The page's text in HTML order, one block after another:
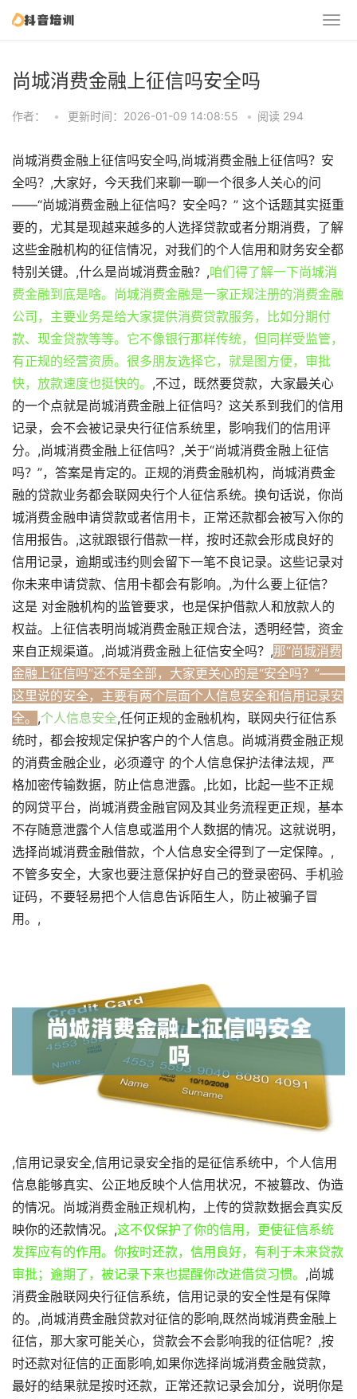
尚城消费金融上征信吗安全吗
作者： • 更新时间：2026-01-09 14:08:55 • 阅读 294
尚城消费金融上征信吗安全吗,尚城消费金融上征信吗？安
全吗？,大家好，今天我们来聊一聊一个很多人关心的问
——“尚城消费金融上征信吗？安全吗？” 这个话题其实挺重
要的，尤其是现越来越多的人选择贷款或者分期消费，了解
这些金融机构的征信情况，对我们的个人信用和财务安全都
特别关键。,什么是尚城消费金融？,咱们得了解一下尚城消
费金融到底是啥。尚城消费金融是一家正规注册的消费金融
公司，主要业务是给大家提供消费贷款服务，比如分期付
款、现金贷款等等。它不像银行那样传统，但同样受监管，
有正规的经营资质。很多朋友选择它，就是图方便，审批
快，放款速度也挺快的。 ,不过，既然要贷款，大家最关心
的一个点就是尚城消费金融上征信吗？这关系到我们的信用
记录，会不会被记录央行征信系统里，影响我们的信用评
分。,尚城消费金融上征信吗？,关于“尚城消费金融上征信
吗？”，答案是肯定的。正规的消费金融机构，尚城消费金
融的贷款业务都会联网央行个人征信系统。换句话说，你尚
城消费金融申请贷款或者信用卡，正常还款都会被写入你的
信用报告。,这就跟银行借款一样，按时还款会形成良好的
信用记录，逾期或违约则会留下一笔不良记录。这些记录对
你未来申请贷款、信用卡都会有影响。,为什么要上征信？
这是 对金融机构的监管要求，也是保护借款人和放款人的
权益。上征信表明尚城消费金融正规合法，透明经营，资金
来自正规渠道。,尚城消费金融上征信安全吗？,那“尚城消费
金融上征信吗”还不是全部，大家更关心的是“安全吗？”——
这里说的安全，主要有两个层面个人信息安全和信用记录安
全。 ,个人信息安全,任何正规的金融机构，联网央行征信系
统时，都会按规定保护客户的个人信息。尚城消费金融正规
的消费金融企业，必须遵守 的个人信息保护法律法规，严
格加密传输数据，防止信息泄露。,比如，比起一些不正规
的网贷平台，尚城消费金融官网及其业务流程更正规，基本
不存随意泄露个人信息或滥用个人数据的情况。这就说明，
选择尚城消费金融借款，个人信息安全得到了一定保障。,
不管多安全，大家也要注意保护好自己的登录密码、手机验
证码，不要轻易把个人信息告诉陌生人，防止被骗子冒
用。,
,信用记录安全,信用记录安全指的是征信系统中，个人信用
信息能够真实、公正地反映个人信用状况，不被篡改、伪造
的情况。尚城消费金融正规机构，上传的贷款数据会真实反
映你的还款情况。,这不仅保护了你的信用，更使征信系统
发挥应有的作用。你按时还款，信用良好，有利于未来贷款
审批；逾期了，被记录下来也提醒你改进借贷习惯。 ,尚城
消费金融联网央行征信系统，信用记录的安全性是有保障
的。,尚城消费金融贷款对征信的影响,既然尚城消费金融上
征信，那大家可能关心，贷款会不会影响我的征信呢？,按
时还款对征信的正面影响,如果你选择尚城消费金融贷款，
最好的结果就是按时还款，正常还款记录会加分，说明你是